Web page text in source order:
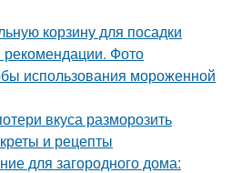
корзину для посадки
Фото
использования мороженной
вкуса разморозить
и рецепты
для загородного дома: